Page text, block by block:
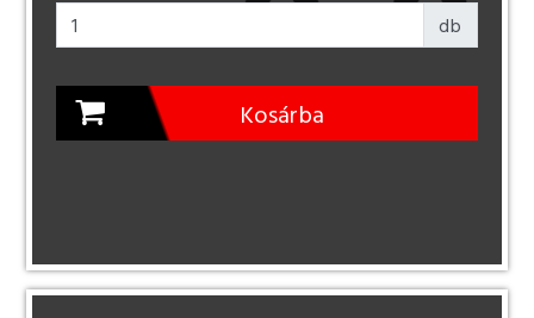
db
Kosárba